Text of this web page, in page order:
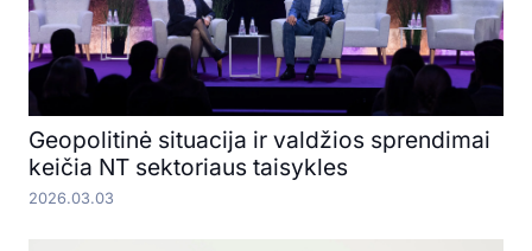
Geopolitinė situacija ir valdžios sprendimai
keičia NT sektoriaus taisykles
2026.03.03